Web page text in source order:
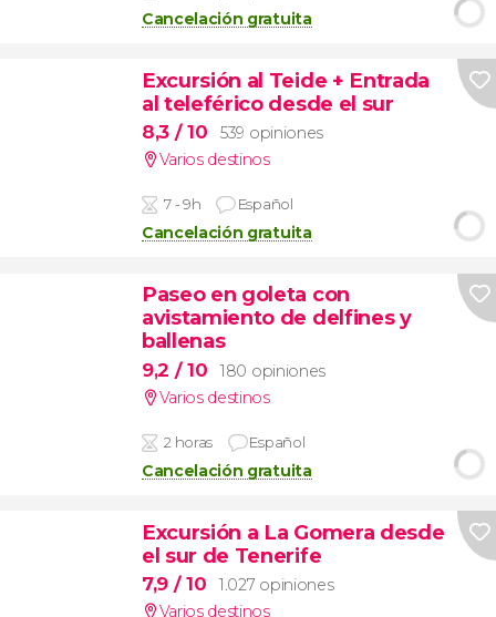
Cancelación gratuita
Excursión al Teide + Entrada
al teleférico desde el sur
8,3 / 10
539 opiniones
Varios destinos
7 - 9h Español
Cancelación gratuita
Paseo en goleta con
avistamiento de delfines y
ballenas
9,2 / 10
180 opiniones
Varios destinos
2 horas Español
Cancelación gratuita
Excursión a La Gomera desde
el sur de Tenerife
7,9 / 10
1.027 opiniones
Varios destinos